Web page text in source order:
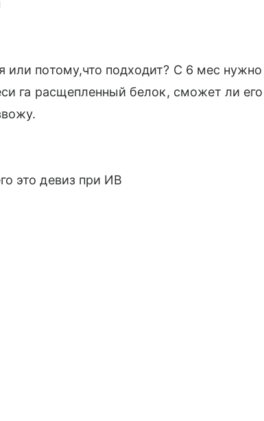
или потому,что подходит? С 6 мес нужно
га расщепленный белок, сможет ли его
это девиз при ИВ